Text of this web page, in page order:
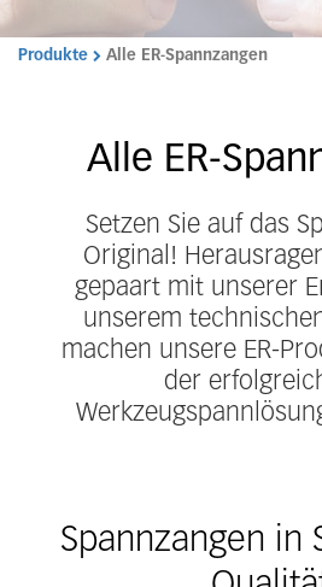
Produkte Alle ER-Spannzangen
Alle ER-
Setzen Sie auf das
Original!
gepaart mit unserer
unserem
machen unsere ER-
der
Spannzangen in